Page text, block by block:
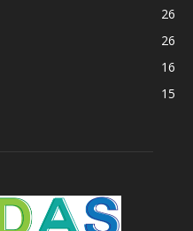
26
26
16
15